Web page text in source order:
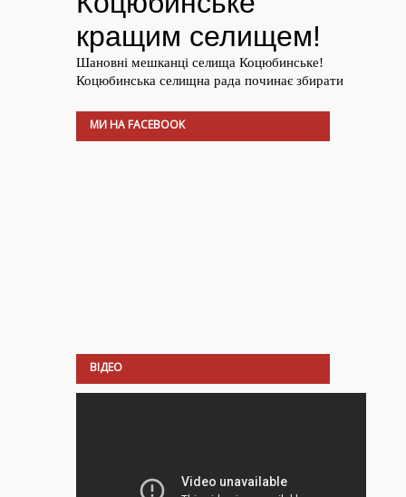
МИ НА FACEBOOK
ВІДЕО